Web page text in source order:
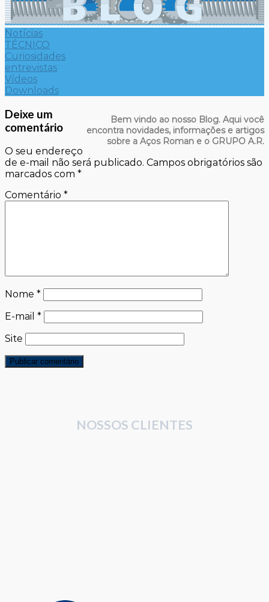
Notícias
TÉCNICO
Curiosidades
entrevistas
Vídeos
Downloads
Bem vindo ao nosso Blog. Aqui você
encontra novidades, informações e artigos
sobre a Aços Roman e o GRUPO A.R.
Deixe um
comentário
O seu endereço
de e-mail não será publicado. Campos obrigatórios são
marcados com *
Comentário *
Nome *
E-mail *
Site
NOSSOS CLIENTES